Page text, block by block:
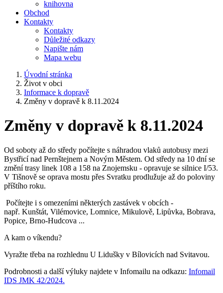
knihovna
Obchod
Kontakty
Kontakty
Důležité odkazy
Napište nám
Mapa webu
Úvodní stránka
Život v obci
Informace k dopravě
Změny v dopravě k 8.11.2024
Změny v dopravě k 8.11.2024
Od soboty až do středy počítejte s náhradou vlaků autobusy mezi
Bystřicí nad Pernštejnem a Novým Městem. Od středy na 10 dní se
změní trasy linek 108 a 158 na Znojemsku - opravuje se silnice I/53.
V Tišnově se oprava mostu přes Svratku prodlužuje až do poloviny
příštího roku.
Počítejte i s omezeními některých zastávek v obcích -
např. Kunštát, Vilémovice, Lomnice, Mikulově, Lipůvka, Bobrava,
Popice, Brno-Hudcova ...
A kam o víkendu?
Vyražte třeba na rozhlednu U Lidušky v Bílovicích nad Svitavou.
Podrobnosti a další výluky najdete v Infomailu na odkazu: Infomail
IDS JMK 42/2024.